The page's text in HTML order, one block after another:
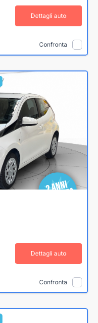
Dettagli auto
Confronta
Dettagli auto
Confronta